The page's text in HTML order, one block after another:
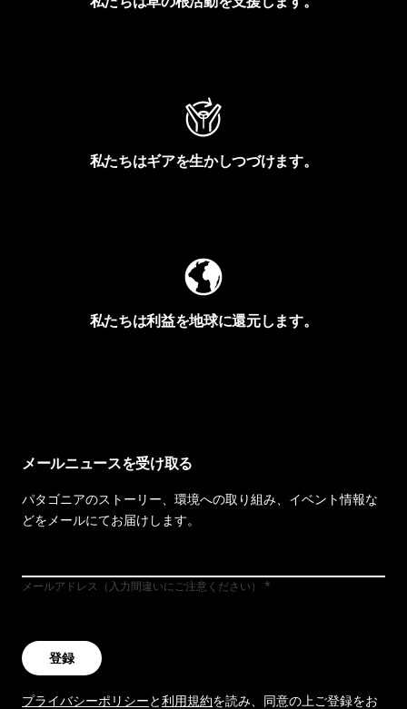
私たちはギアを生かしつづけます。
私たちは利益を地球に還元します。
メールニュースを受け取る
パタゴニアのストーリー、環境への取り組み、イベント情報な
どをメールにてお届けします。
メールアドレス（入力間違いにご注意ください）
登録
プライバシーポリシーと利用規約を読み、同意の上ご登録をお